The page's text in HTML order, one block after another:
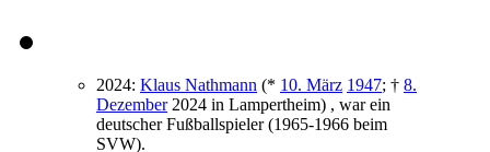
2024: Klaus Nathmann (* 10. März 1947; † 8.
Dezember 2024 in Lampertheim) , war ein
deutscher Fußballspieler (1965-1966 beim
SVW).